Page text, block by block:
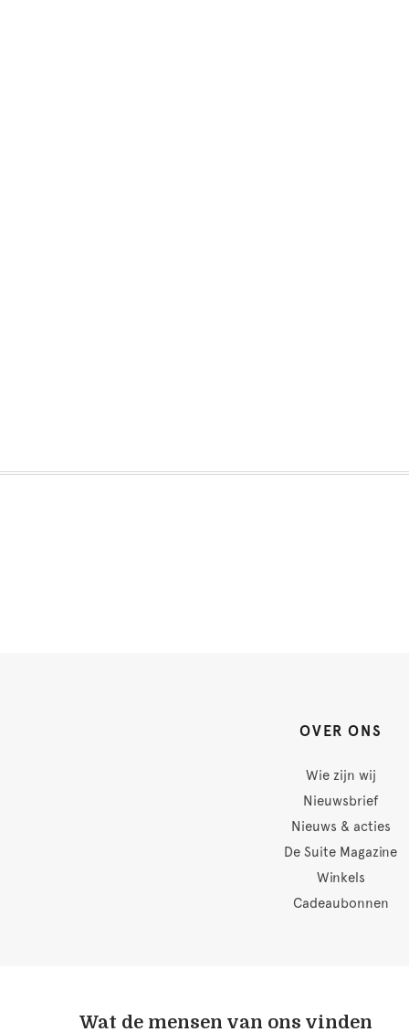
OVER ONS
Wie zijn wij
Nieuwsbrief
Nieuws & acties
De Suite Magazine
Winkels
Cadeaubonnen
Wat de mensen van ons vinden